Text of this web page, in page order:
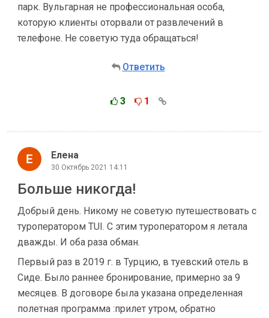
парк. Вульгарная не профессиональная особа,
которую клиенты оторвали от развлечений в
телефоне. Не советую туда обращаться!
Ответить
3 1
Елена
30 Октябрь 2021 14:11
Больше никогда!
Добрый день. Никому не советую путешествовать с
туроператором TUI. С этим туроператором я летала
дважды. И оба раза обман.
Первый раз в 2019 г. в Турцию, в туевский отель в
Сиде. Было раннее бронирование, примерно за 9
месяцев. В договоре была указана определенная
полетная программа :прилет утром, обратно